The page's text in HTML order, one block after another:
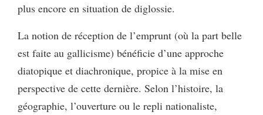
plus encore en situation de diglossie.
La notion de réception de l’emprunt (où la part belle
est faite au gallicisme) bénéficie d’une approche
diatopique et diachronique, propice à la mise en
perspective de cette dernière. Selon l’histoire, la
géographie, l’ouverture ou le repli nationaliste,